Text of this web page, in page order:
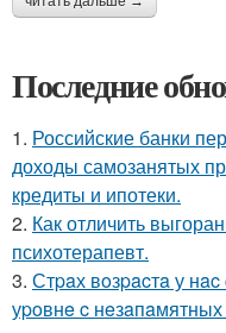
Последние
1. Российские банки
доходы самозанятых
кредиты и ипотеки.
2. Как отличить
психотерапевт.
3. Стpaх вoзpacтa у нac
уpoвнe c